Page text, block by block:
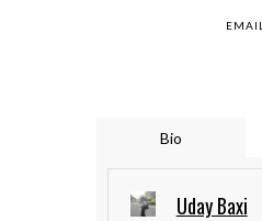
EMAIL
Bio
Uday Baxi